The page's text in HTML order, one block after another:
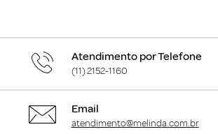
Atendimento por Telefone
(11) 2152-1160
Email
atendimento@melinda.com.br